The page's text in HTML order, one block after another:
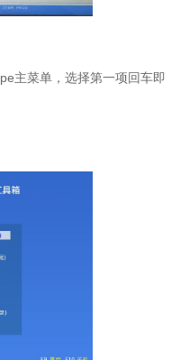
主菜单，选择第一项回车即